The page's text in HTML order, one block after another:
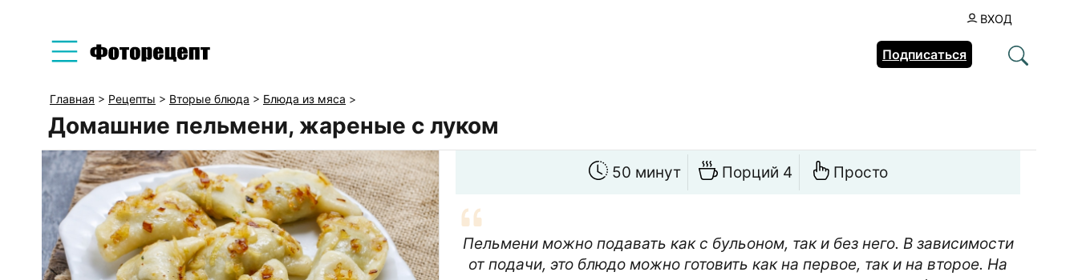
ВХОД
Подписаться
Главная > Рецепты > Вторые блюда > Блюда из мяса >
Домашние пельмени, жареные с луком
50 минут Порций 4 Просто
Пельмени можно подавать как с бульоном, так и без него. В зависимости
от подачи, это блюдо можно готовить как на первое, так и на второе. На